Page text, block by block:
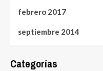
febrero 2017
septiembre 2014
Categorías